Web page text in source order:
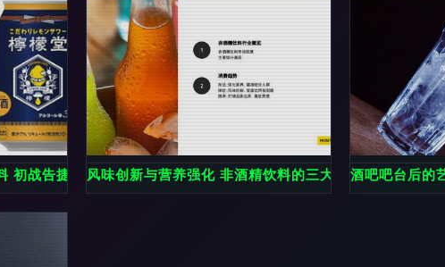
初战告捷的市场“醉”新布局
风味创新与营养强化 非酒精饮料的三大突破点与酒精饮
酒吧吧台后的